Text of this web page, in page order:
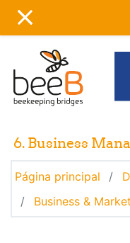
PAINEL LATERAL
6. Business
Página principal
Business &